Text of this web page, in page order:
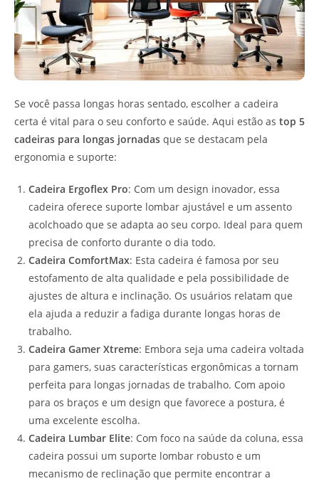
Se você passa longas horas sentado, escolher a cadeira
certa é vital para o seu conforto e saúde. Aqui estão as top 5
cadeiras para longas jornadas que se destacam pela
ergonomia e suporte:
Cadeira Ergoflex Pro: Com um design inovador, essa
cadeira oferece suporte lombar ajustável e um assento
acolchoado que se adapta ao seu corpo. Ideal para quem
precisa de conforto durante o dia todo.
Cadeira ComfortMax: Esta cadeira é famosa por seu
estofamento de alta qualidade e pela possibilidade de
ajustes de altura e inclinação. Os usuários relatam que
ela ajuda a reduzir a fadiga durante longas horas de
trabalho.
Cadeira Gamer Xtreme: Embora seja uma cadeira voltada
para gamers, suas características ergonômicas a tornam
perfeita para longas jornadas de trabalho. Com apoio
para os braços e um design que favorece a postura, é
uma excelente escolha.
Cadeira Lumbar Elite: Com foco na saúde da coluna, essa
cadeira possui um suporte lombar robusto e um
mecanismo de reclinação que permite encontrar a